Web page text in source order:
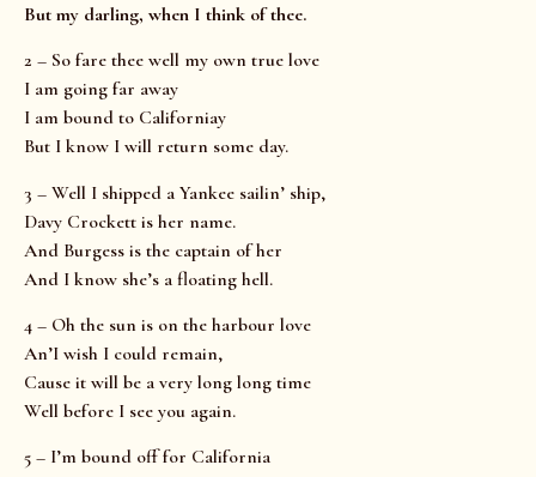
But my darling, when I think of thee.
2 – So fare thee well my own true love
I am going far away
I am bound to Californiay
But I know I will return some day.
3 – Well I shipped a Yankee sailin’ ship,
Davy Crockett is her name.
And Burgess is the captain of her
And I know she’s a floating hell.
4 – Oh the sun is on the harbour love
An’I wish I could remain,
Cause it will be a very long long time
Well before I see you again.
5 – I’m bound off for California